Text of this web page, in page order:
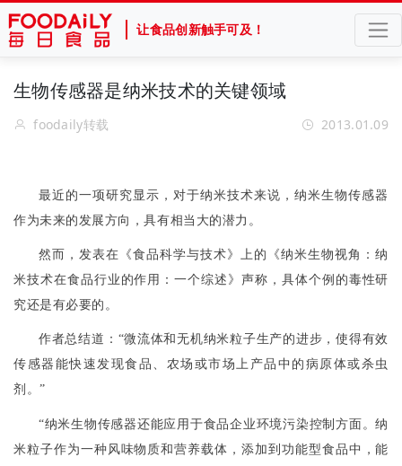
让食品创新触手可及！
生物传感器是纳米技术的关键领域
foodaily转载 2013.01.09
最近的一项研究显示，对于纳米技术来说，纳米生物传感器
作为未来的发展方向，具有相当大的潜力。
然而，发表在《食品科学与技术》上的《纳米生物视角：纳
米技术在食品行业的作用：一个综述》声称，具体个例的毒性研
究还是有必要的。
作者总结道： “微流体和无机纳米粒子生产的进步，使得有效
传感器能快速发现食品、农场或市场上产品中的病原体或杀虫
剂。”
“纳米生物传感器还能应用于食品企业环境污染控制方面。纳
米粒子作为一种风味物质和营养载体，添加到功能型食品中，能